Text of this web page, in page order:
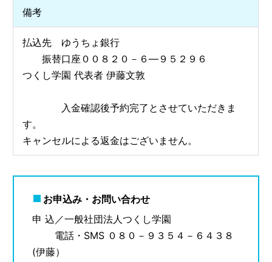
備考
払込先 ゆうちょ銀行
振替口座００８２０－６―９５２９６
つくし学園 代表者 伊藤文敦
入金確認後予約完了とさせていただきま
す。
キャンセルによる返金はございません。
お申込み・お問い合わせ
申 込／一般社団法人つくし学園
電話・SMS ０８０－９３５４－６４３８
(伊藤）